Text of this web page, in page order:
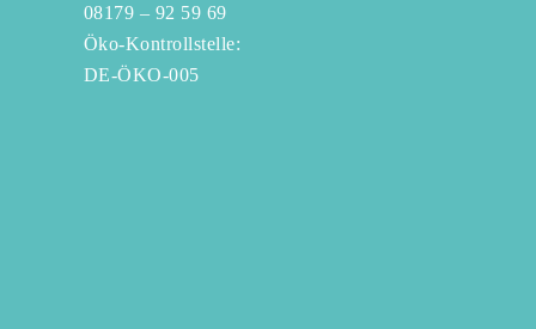
08179 – 92 59 69
Öko-Kontrollstelle:
DE-ÖKO-005